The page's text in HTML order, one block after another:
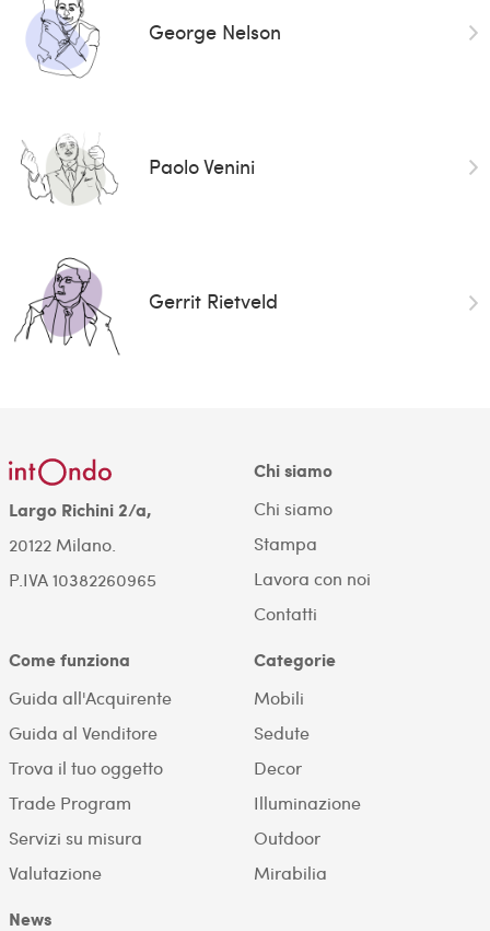
George Nelson
Paolo Venini
Gerrit Rietveld
Largo Richini 2/a,
20122 Milano.
P.IVA 10382260965
Chi siamo
Chi siamo
Stampa
Lavora con noi
Contatti
Come funziona
Guida all'Acquirente
Guida al Venditore
Trova il tuo oggetto
Trade Program
Servizi su misura
Valutazione
Categorie
Mobili
Sedute
Decor
Illuminazione
Outdoor
Mirabilia
News